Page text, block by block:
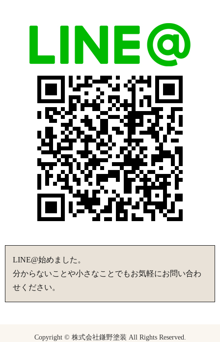
LINE@始めました。
分からないことや小さなことでもお気軽にお問い合わ
せください。
Copyright © 株式会社鎌野塗装 All Rights Reserved.